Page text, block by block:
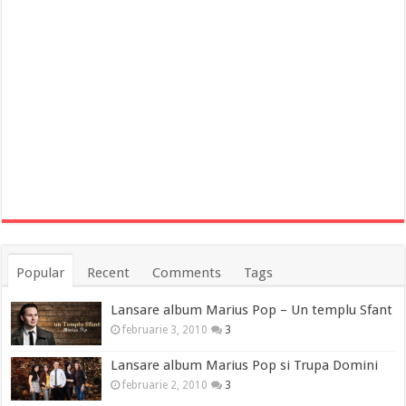
Popular Recent Comments Tags
Lansare album Marius Pop – Un templu Sfant
februarie 3, 2010 3
Lansare album Marius Pop si Trupa Domini
februarie 2, 2010 3